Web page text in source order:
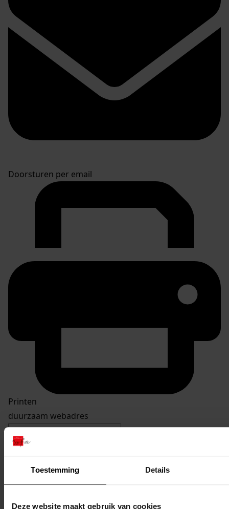
Toestemming Details
Deze website maakt gebruik van cookies
Doorsturen per email
Printen
duurzaam webadres
Inventaris